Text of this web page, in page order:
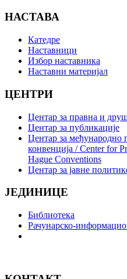
НАСТАВА
Катедре
Наставници
Избор наставника
Наставни материјал
ЦЕНТРИ
Центар за правна и
Центар за публикације
Центар за међународно
конвенција / Center for
Hague Conventions
Центар за јавне
ЈЕДИНИЦЕ
Библиотека
Рачунарско-